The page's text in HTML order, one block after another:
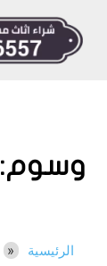
وسوم:
الرئيسية